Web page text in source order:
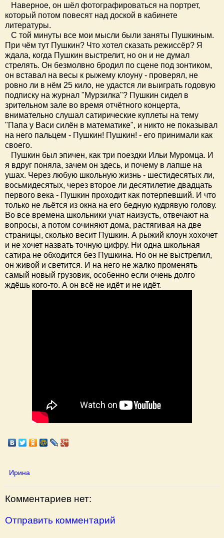
Наверное, он шёл фотографироваться на портрет,
который потом повесят над доской в кабинете
литературы.
С той минуты все мои мысли были заняты Пушкиным.
При чём тут Пушкин? Что хотел сказать режиссёр? Я
ждала, когда Пушкин выстрелит, но он и не думал
стрелять. Он безмолвно бродил по сцене под зонтиком,
он вставал на весы к рыжему клоуну - проверял, не
ровно ли в нём 25 кило, не удастся ли выиграть годовую
подписку на журнал "Мурзилка"? Пушкин сидел в
зрительном зале во время отчётного концерта,
внимательно слушал сатирические куплеты на тему
"Папа у Васи силён в математике", и никто не показывал
на него пальцем - Пушкин! Пушкин! - его принимали как
своего.
Пушкин был эпичен, как три поездки Ильи Муромца. И
я вдруг поняла, зачем он здесь, и почему в лапше на
ушах. Через любую школьную жизнь - шестидесятых ли,
восьмидесятых, через второе ли десятилетие двадцать
первого века - Пушкин проходит как потерпевший. И что
только не льётся из окна на его бедную кудрявую голову.
Во все времена школьники учат наизусть, отвечают на
вопросы, а потом сочиняют дома, растягивая на две
страницы, сколько весит Пушкин. А рыжий клоун хохочет
и не хочет назвать точную цифру. Ни одна школьная
сатира не обходится без Пушкина. Но он не выстрелил,
он живой и светится. И на него не жалко променять
самый новый грузовик, особенно если очень долго
ждёшь кого-то. А он всё не идёт и не идёт.
Ирина
Комментариев нет:
Отправить комментарий